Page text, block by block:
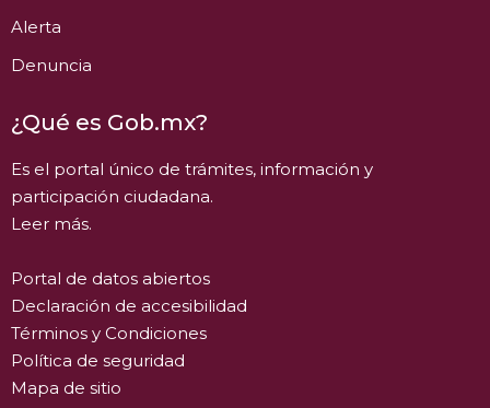
Alerta
Denuncia
¿Qué es Gob.mx?
Es el portal único de trámites, información y
participación ciudadana.
Leer más.
Portal de datos abiertos
Declaración de accesibilidad
Términos y Condiciones
Política de seguridad
Mapa de sitio